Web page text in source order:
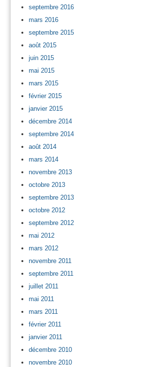
septembre 2016
mars 2016
septembre 2015
août 2015
juin 2015
mai 2015
mars 2015
février 2015
janvier 2015
décembre 2014
septembre 2014
août 2014
mars 2014
novembre 2013
octobre 2013
septembre 2013
octobre 2012
septembre 2012
mai 2012
mars 2012
novembre 2011
septembre 2011
juillet 2011
mai 2011
mars 2011
février 2011
janvier 2011
décembre 2010
novembre 2010